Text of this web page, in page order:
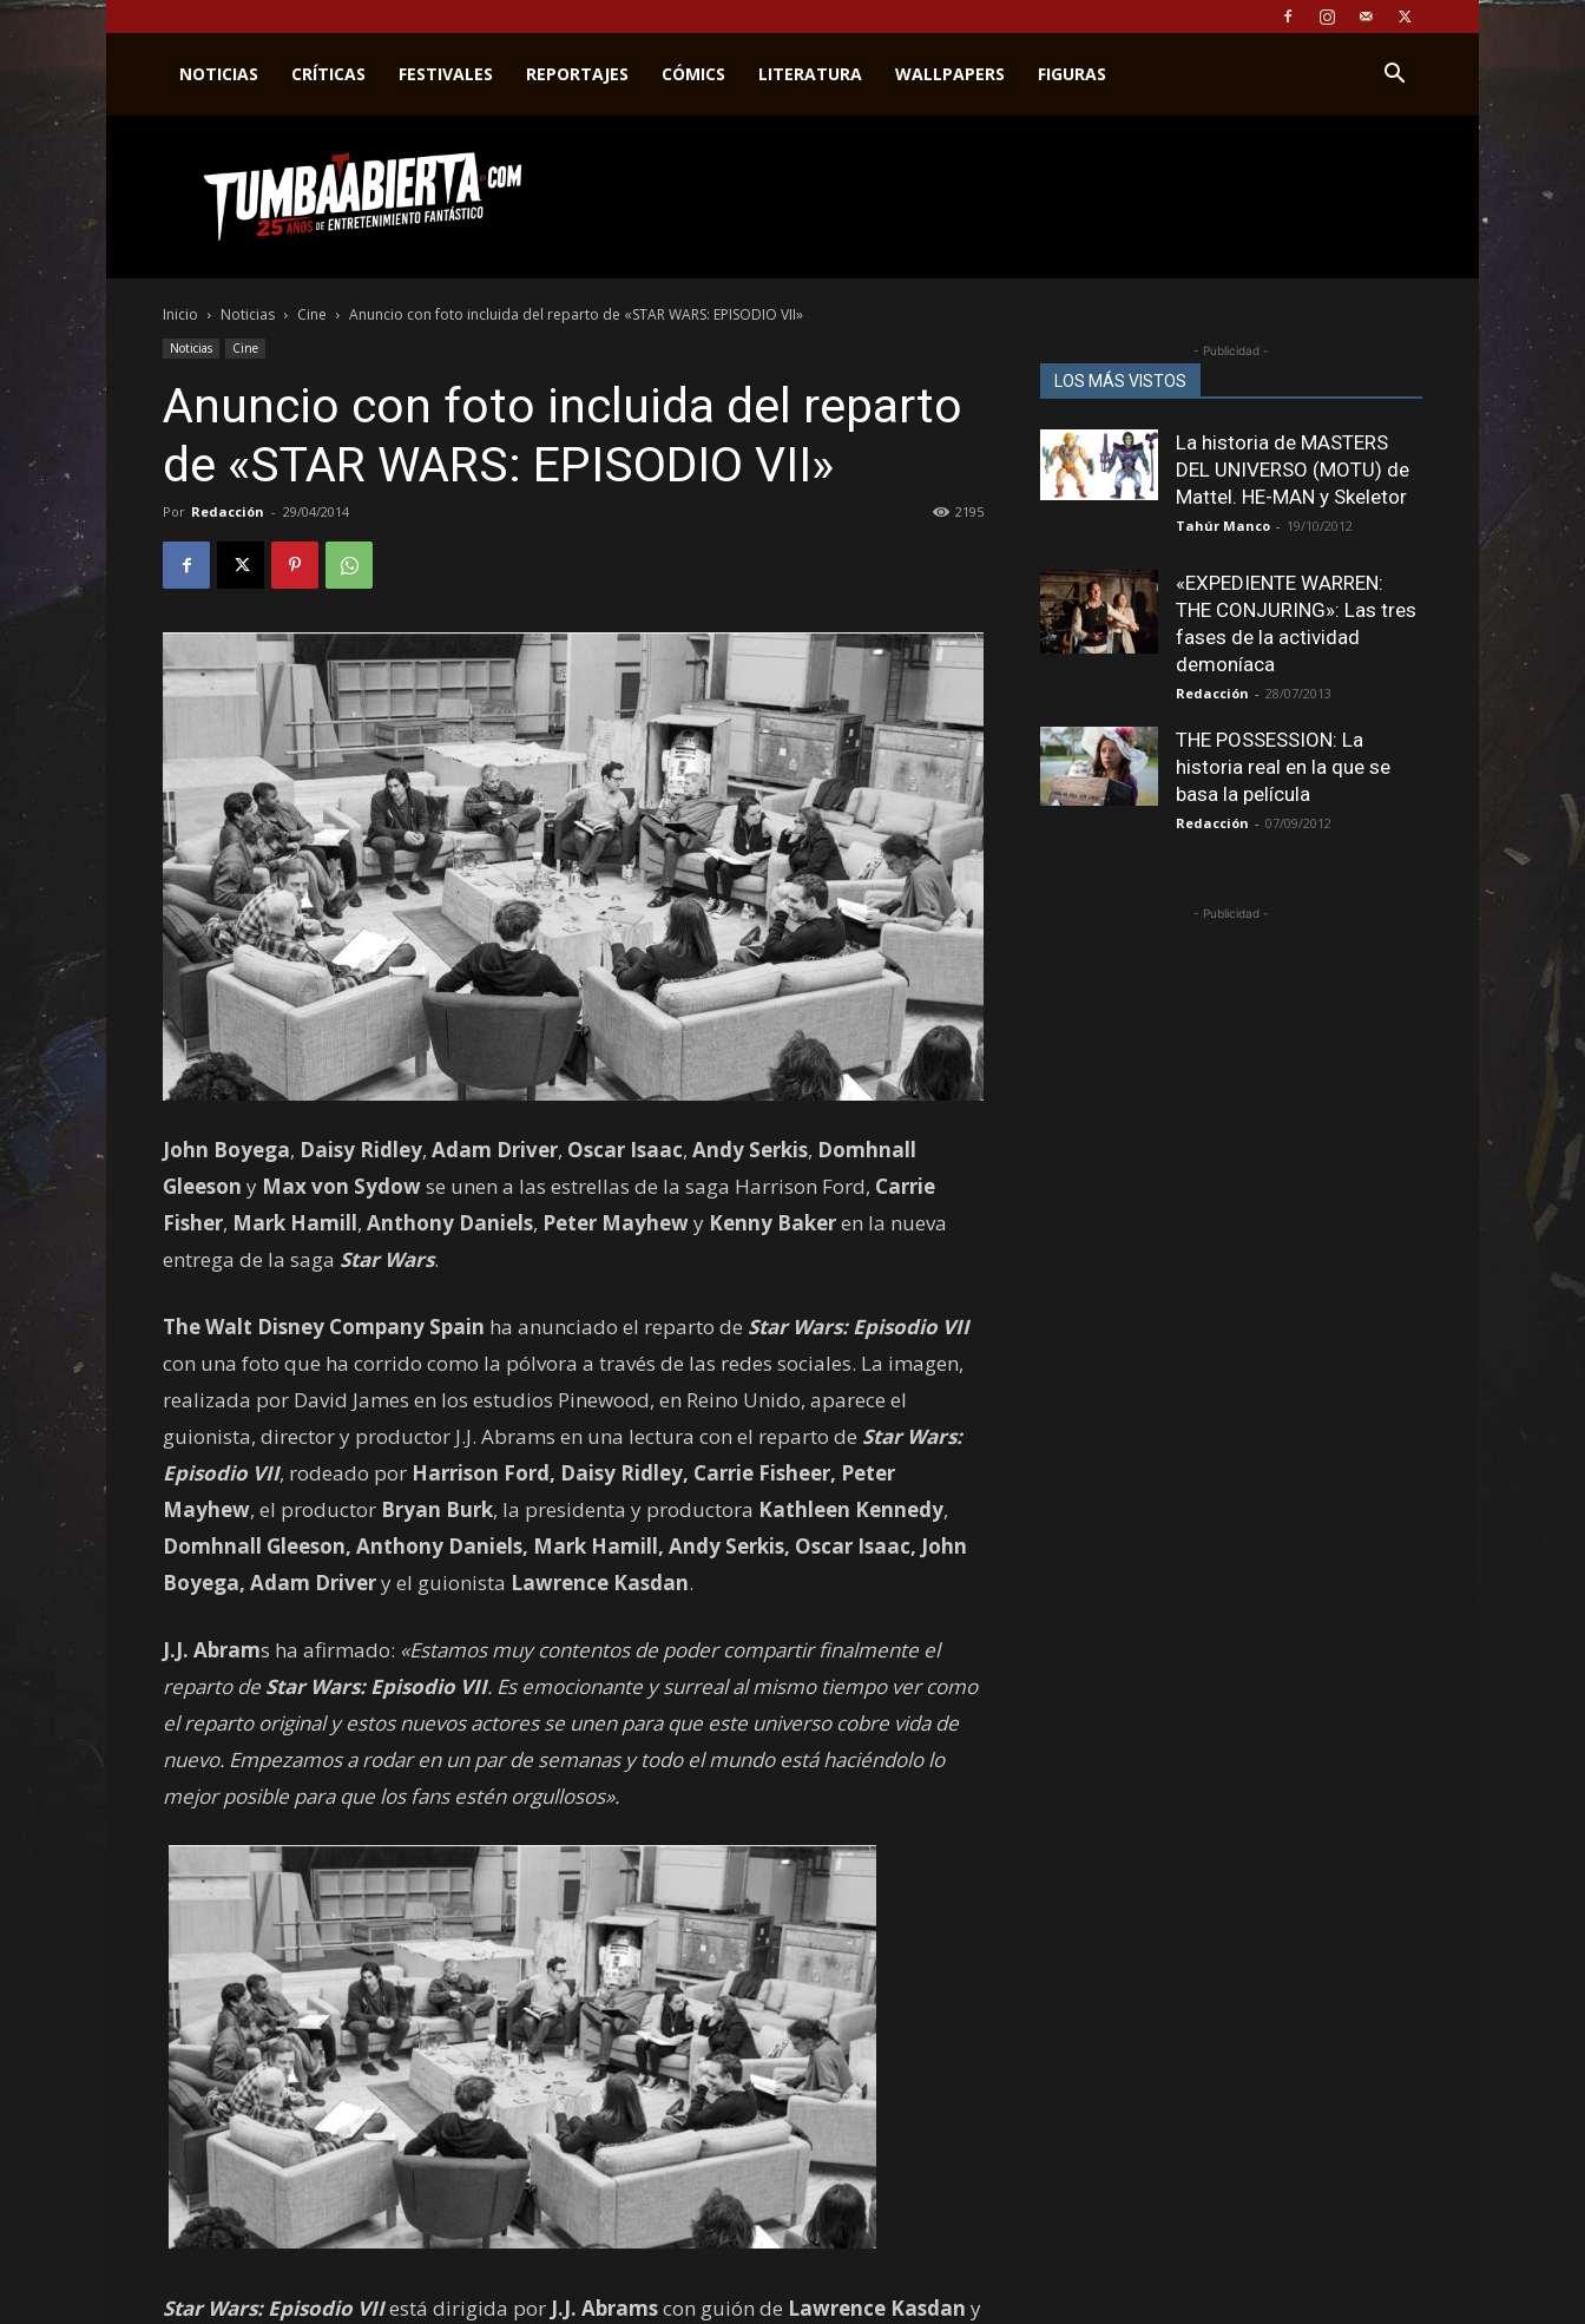
NOTICIAS CRÍTICAS FESTIVALES REPORTAJES CÓMICS LITERATURA WALLPAPERS FIGURAS
web
del
entretenimiento
el
género
Inicio Noticias Cine Anuncio con foto incluida del reparto de «STAR WARS: EPISODIO VII»
Noticias Cine
Anuncio con foto incluida del reparto
de «STAR WARS: EPISODIO VII»
Por Redacción - 29/04/2014 2195
John Boyega, Daisy Ridley, Adam Driver, Oscar Isaac, Andy Serkis, Domhnall
Gleeson y Max von Sydowse unen a las estrellas de la saga Harrison Ford, Carrie
Fisher, Mark Hamill, Anthony Daniels, Peter Mayhewy Kenny Bakeren la nueva
entrega de la saga Star Wars.
The Walt Disney Company Spain ha anunciado el reparto de Star Wars: Episodio VII
con una foto que ha corrido como la pólvora a través de las redes sociales. La imagen,
realizada por David James en los estudios Pinewood, en Reino Unido, aparece el
guionista, director y productor J.J. Abrams en una lectura con el reparto de Star Wars:
Episodio VII, rodeado por Harrison Ford, Daisy Ridley, Carrie Fisheer, Peter
Mayhew, el productor Bryan Burk, la presidenta y productora Kathleen Kennedy,
Domhnall Gleeson, Anthony Daniels, Mark Hamill, Andy Serkis, Oscar Isaac, John
Boyega, Adam Drivery el guionista Lawrence Kasdan.
J.J. Abrams ha afirmado: «Estamos muy contentos de poder compartir finalmente el
reparto de Star Wars: Episodio VII. Es emocionante y surreal al mismo tiempo ver como
el reparto original y estos nuevos actores se unen para que este universo cobre vida de
nuevo. Empezamos a rodar en un par de semanas y todo el mundo está haciéndolo lo
mejor posible para que los fans estén orgullosos».
Star Wars: Episodio VIIestá dirigida por J.J. Abramscon guión de Lawrence Kasdan y
- Publicidad -
LOS MÁS VISTOS
La historia de MASTERS
DEL UNIVERSO (MOTU) de
Mattel. HE-MAN y Skeletor
Tahúr Manco - 19/10/2012
«EXPEDIENTE WARREN:
THE CONJURING»: Las tres
fases de la actividad
demoníaca
Redacción - 28/07/2013
THE POSSESSION: La
historia real en la que se
basa la película
Redacción - 07/09/2012
- Publicidad -